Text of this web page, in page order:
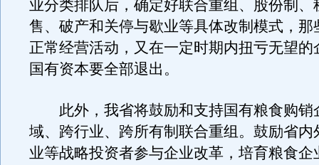
业分类排队后，确定好联合重组、股份制、
售、破产和关停与歇业等具体改制模式，那
正常经营活动，又在一定时期内扭亏无望的
国有资本要全部退出。
此外，我省将鼓励和支持国有粮食购销
域、跨行业、跨所有制联合重组。鼓励省内
业等战略投资者参与企业改革，培育粮食企